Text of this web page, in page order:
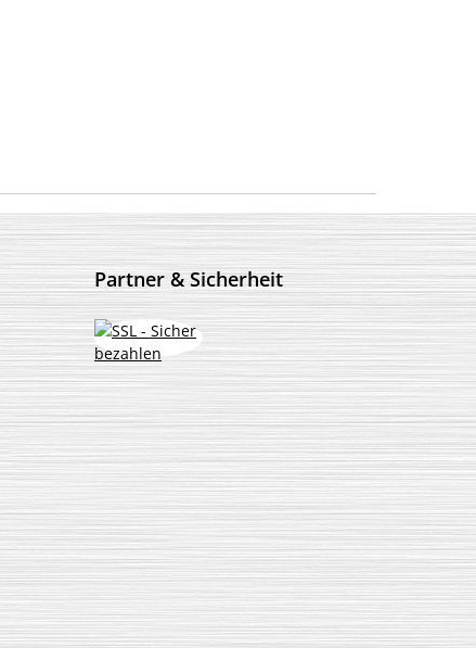
Partner & Sicherheit